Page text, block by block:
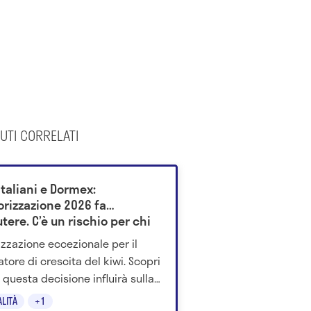
CORRELATI
+1
e Dormex:
2026 fa
C’è un rischio per chi
il frutto?eccezionale per il
di crescita del kiwi. Scopri
decisione influirà sulla
del frutto e sulla tutela